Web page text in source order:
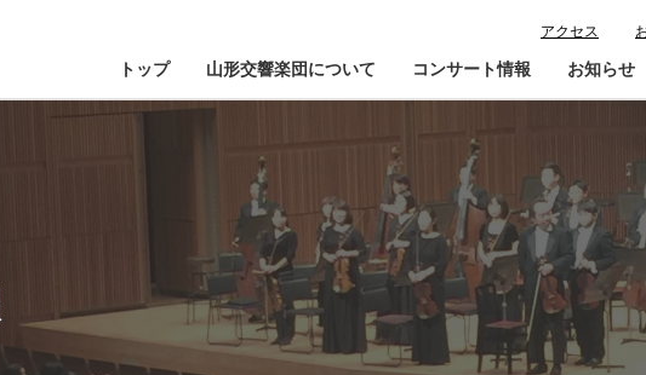
アクセス
トップ 山形交響楽団について
山響が目指すもの
指揮者・楽団員紹介
山響アマデウスコア
山響の教育・地域交流
コンサート情報
チケット購入ガイド
鑑賞会員入会
定期演奏会アーカイブ
お知らせ